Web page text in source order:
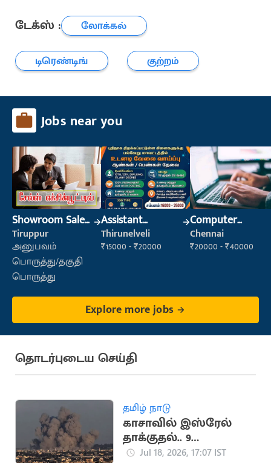
டேக்ஸ் :
லோக்கல்
டிரெண்டிங்
குற்றம்
Jobs near you
Showroom Sales
Executive (Retail
Sales)
Tiruppur
அனுபவம்
பொருத்து/தகுதி
பொருத்து
Assistant
Manager
Thirunelveli
₹15000 - ₹20000
Computer
Operator
Chennai
₹20000 - ₹40000
Explore more jobs
தொடர்புடைய செய்தி
தமிழ் நாடு
காசாவில் இஸ்ரேல்
தாக்குதல்.. 9
பாலஸ்தீனர்கள்
Jul 18, 2026, 17:07 IST